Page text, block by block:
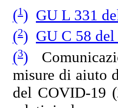
(1) GU L 331
(2) GU C 58
(3)
misure di aiuto
del COVID-19